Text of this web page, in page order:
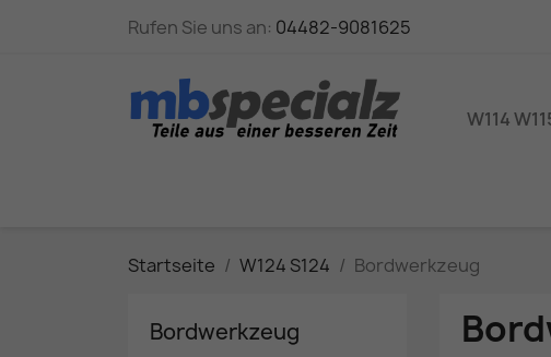
Rufen Sie uns an: 04482-9081625
W114
Startseite W124 S124 Bordwerkzeug
Bordwerkzeug